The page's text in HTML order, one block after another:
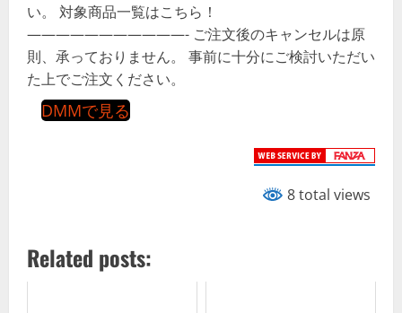
い。 対象商品一覧はこちら！
———————————- ご注文後のキャンセルは原
則、承っておりません。 事前に十分にご検討いただい
た上でご注文ください。
DMMで見る
8 total views
Related posts: